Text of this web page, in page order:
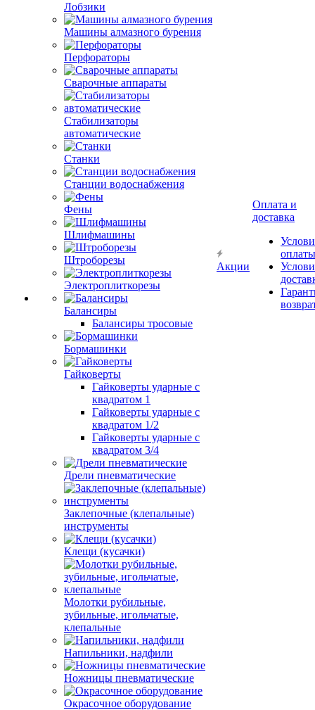
Лобзики
Машины алмазного бурения
Перфораторы
Сварочные аппараты
Стабилизаторы
автоматические
Станки
Станции водоснабжения
Фены
Шлифмашины
Штроборезы
Электроплиткорезы
Балансиры
Балансиры тросовые
Бормашинки
Гайковерты
Гайковерты ударные с
квадратом 1
Гайковерты ударные с
квадратом 1/2
Гайковерты ударные с
квадратом 3/4
Дрели пневматические
Заклепочные (клепальные)
инструменты
Клещи (кусачки)
Молотки рубильные,
зубильные, игольчатые,
клепальные
Напильники, надфили
Ножницы пневматические
Окрасочное оборудование
Акции
Оплата и
доставка
оплаты